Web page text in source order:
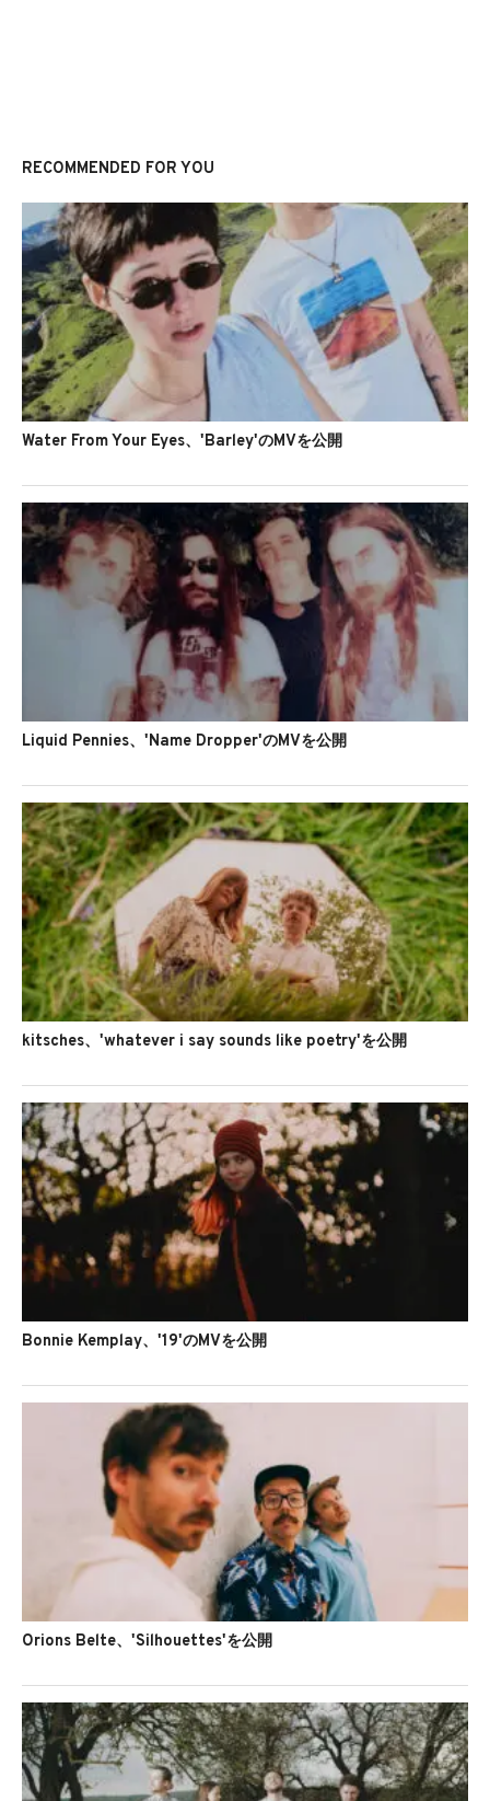
RECOMMENDED FOR YOU
Water From Your Eyes、'Barley'のMVを公開
Liquid Pennies、'Name Dropper'のMVを公開
kitsches、'whatever i say sounds like poetry'を公開
Bonnie Kemplay、'19'のMVを公開